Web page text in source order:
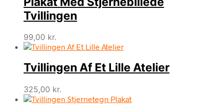
Tvillingen
99,00 kr.
Tvillingen Af Et Lille Atelier
325,00 kr.